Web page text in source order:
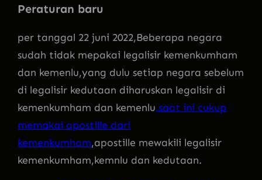
Peraturan baru
per tanggal 22 juni 2022,Beberapa negara
sudah tidak mepakai legalisir kemenkumham
dan kemenlu,yang dulu setiap negara sebelum
di legalisir kedutaan diharuskan legalisir di
kemenkumham dan kemenlu,saat ini cukup
memakai apostille dari
kemenkumham,apostille mewakili legalisir
kemenkumham,kemnlu dan kedutaan.